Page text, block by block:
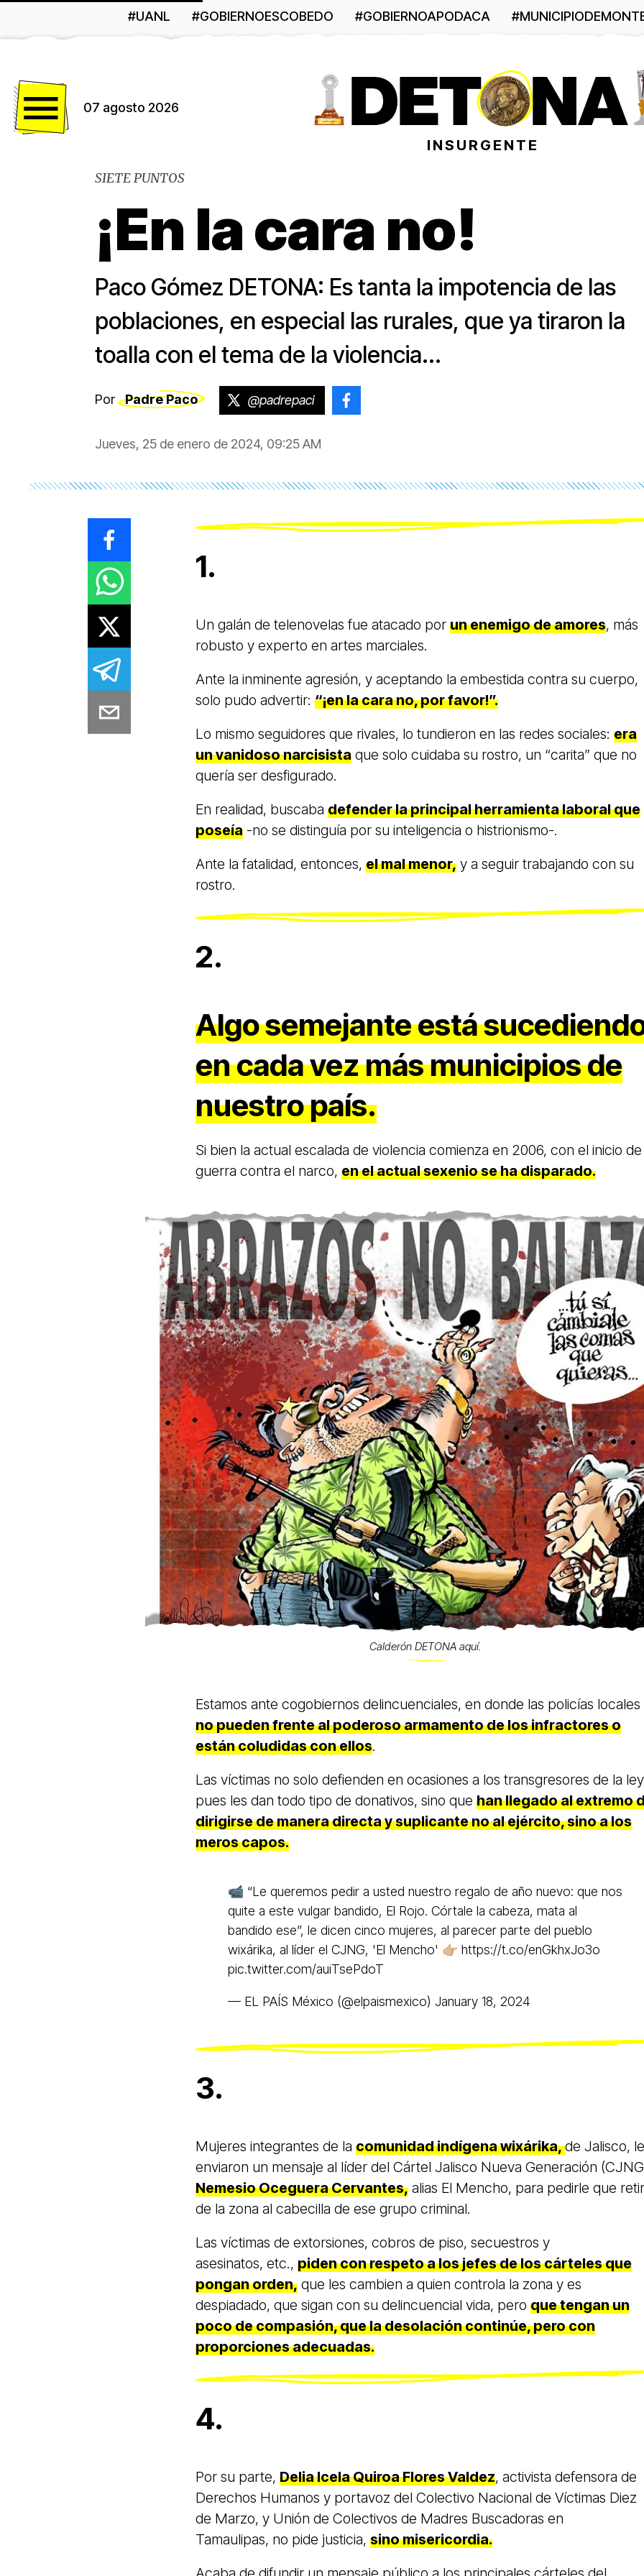
#UANL #GOBIERNOESCOBEDO #GOBIERNOAPODACA
07 agosto 2026
INSURGENTE
SIETE PUNTOS
¡En la cara no!
Paco Gómez DETONA: Es tanta la impotencia de las
poblaciones, en especial las rurales, que ya tiraron la
toalla con el tema de la violencia...
Por Padre Paco @padrepaci
Jueves, 25 de enero de 2024, 09:25 AM
1.
Un galán de telenovelas fue atacado por un enemigo de amores, más
robusto y experto en artes marciales.
Ante la inminente agresión, y aceptando la embestida contra su cuerpo,
solo pudo advertir: “¡en la cara no, por favor!”.
Lo mismo seguidores que rivales, lo tundieron en las redes sociales: era
un vanidoso narcisista que solo cuidaba su rostro, un “carita” que no
quería ser desfigurado.
En realidad, buscaba defender la principal herramienta laboral que
poseía -no se distinguía por su inteligencia o histrionismo-.
Ante la fatalidad, entonces, el mal menor, y a seguir trabajando con su
rostro.
2.
Algo semejante está
en cada vez más municipios de
nuestro país.
Si bien la actual escalada de violencia comienza en 2006, con el inicio
guerra contra el narco, en el actual sexenio se ha disparado.
Calderón DETONA aquí.
Estamos ante cogobiernos delincuenciales, en donde las policías locales
no pueden frente al poderoso armamento de los infractores o
están coludidas con ellos.
Las víctimas no solo defienden en ocasiones a los transgresores de la
pues les dan todo tipo de donativos, sino que han llegado al extremo
dirigirse de manera directa y suplicante no al ejército, sino a los
meros capos.
📹 “Le queremos pedir a usted nuestro regalo de año nuevo: que nos
quite a este vulgar bandido, El Rojo. Córtale la cabeza, mata al
bandido ese”, le dicen cinco mujeres, al parecer parte del pueblo
wixárika, al líder el CJNG, 'El Mencho' 👉🏼 https://t.co/enGkhxJo3o
pic.twitter.com/auiTsePdoT
— EL PAÍS México (@elpaismexico) January 18, 2024
3.
Mujeres integrantes de la comunidad indígena wixárika,de Jalisco, le
enviaron un mensaje al líder del Cártel Jalisco Nueva Generación
Nemesio Oceguera Cervantes, alias El Mencho, para pedirle que
de la zona al cabecilla de ese grupo criminal.
Las víctimas de extorsiones, cobros de piso, secuestros y
asesinatos, etc., piden con respeto a los jefes de los cárteles que
pongan orden, que les cambien a quien controla la zona y es
despiadado, que sigan con su delincuencial vida, pero que tengan un
poco de compasión, que la desolación continúe, pero con
proporciones adecuadas.
4.
Por su parte, Delia Icela Quiroa Flores Valdez, activista defensora de
Derechos Humanos y portavoz del Colectivo Nacional de Víctimas Diez
de Marzo, y Unión de Colectivos de Madres Buscadoras en
Tamaulipas, no pide justicia, sino misericordia.